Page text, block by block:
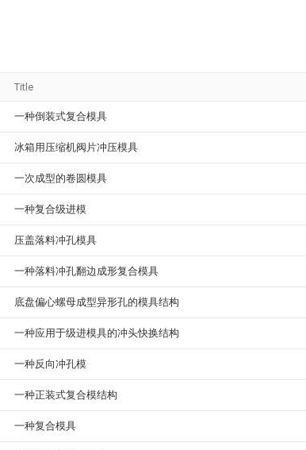
Title
一种倒装式复合模具
冰箱用压缩机阀片冲压模具
一次成型的卷圆模具
一种复合级进模
压盖落料冲孔模具
一种落料冲孔翻边成形复合模具
底盘偏心螺母成型异形孔的模具结构
一种应用于级进模具的冲头快换结构
一种反向冲孔模
一种正装式复合模结构
一种复合模具